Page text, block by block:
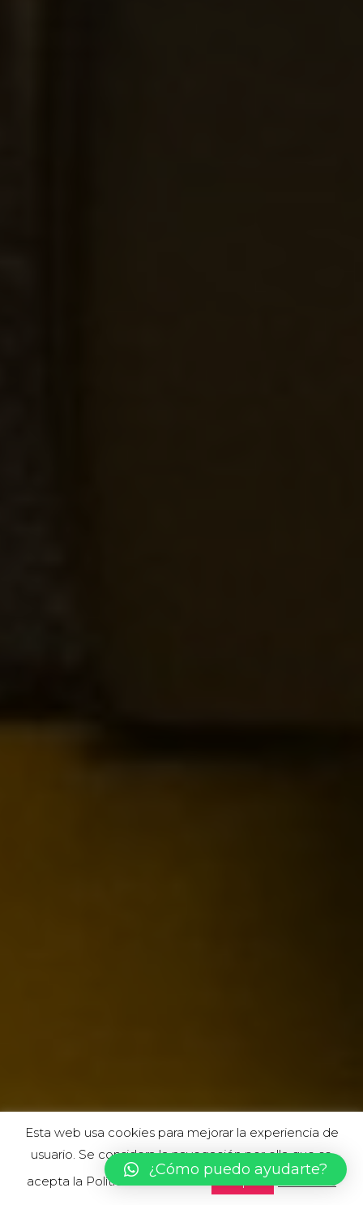
Esta web usa cookies para mejorar la experiencia de
usuario. Se considera la navegación por ella que se
acepta la Política de Cookies.
Aceptar Leer más
¿Cómo puedo ayudarte?